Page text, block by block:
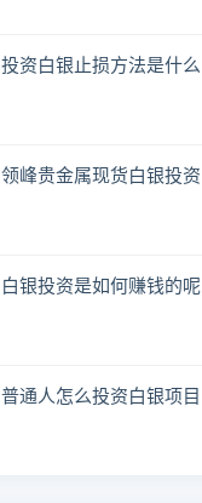
投资白银止损方法是什么
领峰贵金属现货白银投资
白银投资是如何赚钱的呢
普通人怎么投资白银项目